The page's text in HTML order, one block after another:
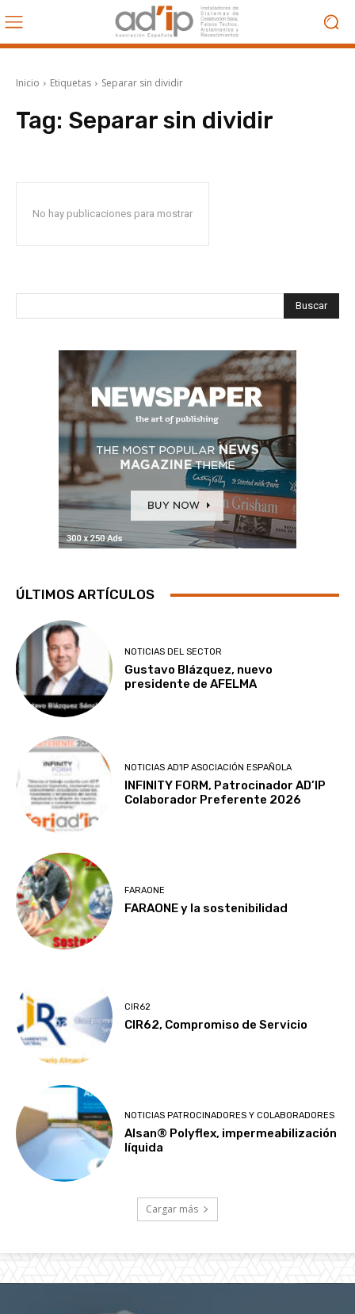
Inicio Etiquetas Separar sin dividir
Tag: Separar sin dividir
No hay publicaciones para mostrar
Buscar
ÚLTIMOS ARTÍCULOS
NOTICIAS DEL SECTOR
Gustavo Blázquez, nuevo
presidente de AFELMA
NOTICIAS AD'IP ASOCIACIÓN ESPAÑOLA
INFINITY FORM, Patrocinador AD’IP
Colaborador Preferente 2026
FARAONE
FARAONE y la sostenibilidad
CIR62
CIR62, Compromiso de Servicio
NOTICIAS PATROCINADORES Y COLABORADORES
Alsan® Polyflex, impermeabilización
líquida
Cargar más